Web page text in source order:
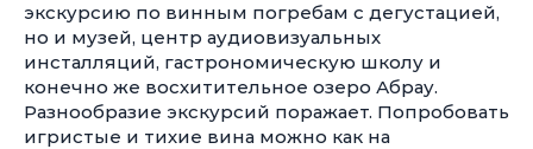
экскурсию по винным погребам с дегустацией,
но и музей, центр аудиовизуальных
инсталляций, гастрономическую школу и
конечно же восхитительное озеро Абрау.
Разнообразие экскурсий поражает. Попробовать
игристые и тихие вина можно как на